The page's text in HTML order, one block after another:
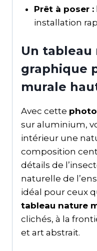
Prêt à poser :
installation
Un tableau
graphique
murale
Avec cette photo
sur aluminium,
intérieur une
composition
détails de
naturelle de
idéal pour ceux
tableau nature
clichés, à la
et art abstrait.